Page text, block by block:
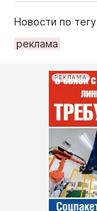
Новости по тегу
рeклама
РЕКЛАМА